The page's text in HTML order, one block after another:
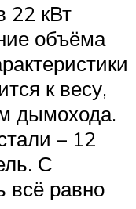
22 кВт
объёма
к весу,
дымохода.
– 12
С
всё равно